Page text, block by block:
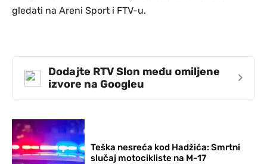
gledati na Areni Sport i FTV-u.
Dodajte RTV Slon među omiljene
izvore na Googleu
›
Teška nesreća kod Hadžića: Smrtni
slučaj motocikliste na M-17